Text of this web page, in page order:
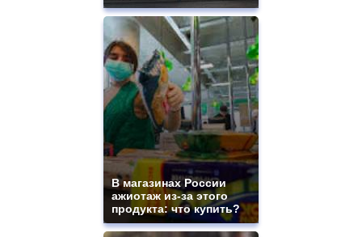
В магазинах России
ажиотаж из-за этого
продукта: что купить?